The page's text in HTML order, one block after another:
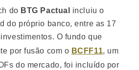
do BTG Pactual
incluiu o
do próprio banco, entre as 17
O fundo que
por fusão com o BCFF11, um
do mercado, foi incluído por